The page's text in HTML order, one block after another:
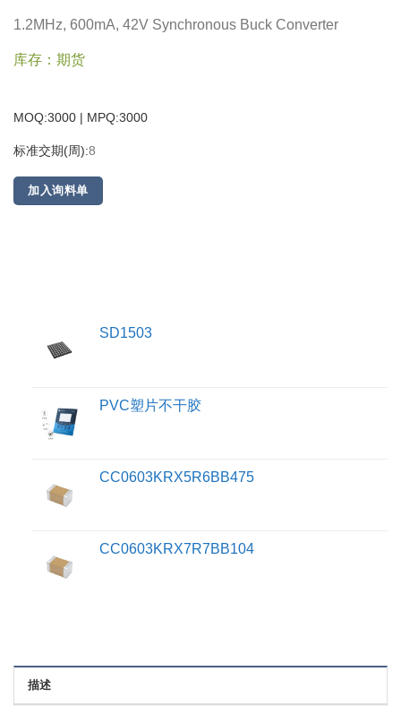
1.2MHz, 600mA, 42V Synchronous Buck Converter
库存：期货
MOQ:3000 | MPQ:3000
标准交期(周):8
加入询料单
SD1503
PVC塑片不干胶
CC0603KRX5R6BB475
CC0603KRX7R7BB104
描述